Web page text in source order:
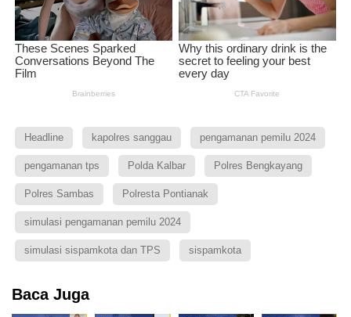
Headline kapolres sanggau pengamanan pemilu 2024
pengamanan tps Polda Kalbar Polres Bengkayang
Polres Sambas Polresta Pontianak
simulasi pengamanan pemilu 2024
simulasi sispamkota dan TPS sispamkota
Baca Juga